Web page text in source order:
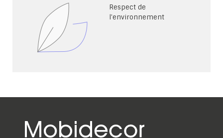
Respect de
l'environnement